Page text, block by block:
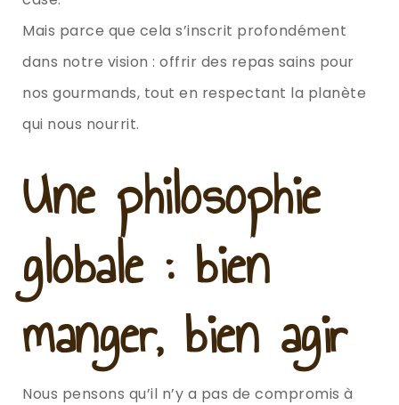
Mais parce que cela s’inscrit profondément
dans notre vision : offrir des repas sains pour
nos gourmands, tout en respectant la planète
qui nous nourrit.
Une philosophie
globale : bien
manger, bien agir
Nous pensons qu’il n’y a pas de compromis à